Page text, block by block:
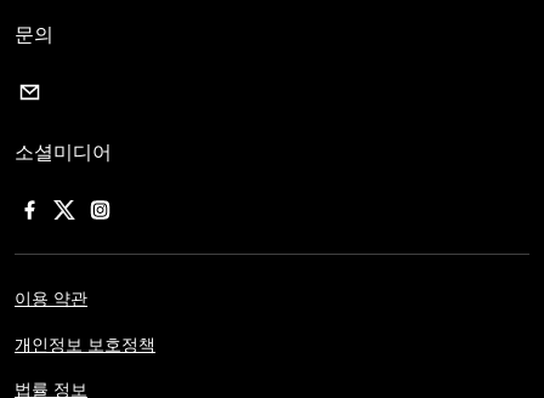
문의
소셜미디어
이용 약관
개인정보 보호정책
법률 정보